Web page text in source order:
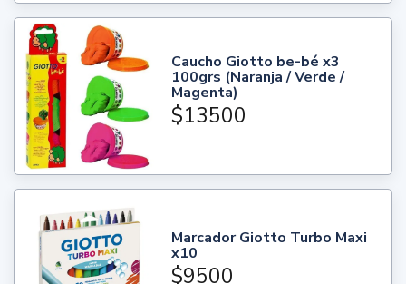
Caucho Giotto be-bé x3
100grs (Naranja / Verde /
Magenta)
$13500
Marcador Giotto Turbo Maxi
x10
$9500